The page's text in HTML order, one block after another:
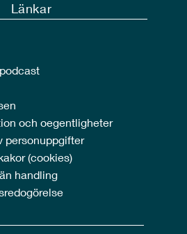
Länkar
och oegentligheter
personuppgifter
(cookies)
handling